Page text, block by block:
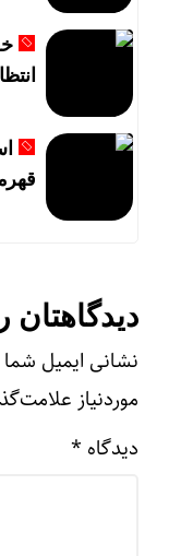
دیدگاهتان
نشانی ایمیل
موردنیاز
دیدگاه *